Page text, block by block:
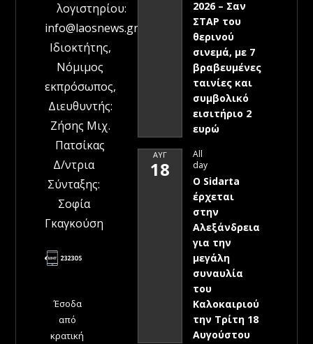
λογιστηρίου:
info@laosnews.gr
Ιδιοκτήτης,
Νόμιμος
εκπρόσωπος,
Διευθυντής:
Ζήσης Μιχ.
Πατσίκας
Δ/ντρια
Σύνταξης:
Σοφία
Γκαγκούση
Έσοδα
από
κρατική
2026 – Σαν
ΣΤΑΡ του
θερινού
σινεμά, με 7
βραβευμένες
ταινίες και
συμβολικό
εισιτήριο 2
ευρώ
ΑΥΓ
18
All
day
Ο Sidarta
έρχεται
στην
Αλεξάνδρεια
για την
μεγάλη
συναυλία
του
Καλοκαιριού
την Τρίτη 18
Αυγούστου